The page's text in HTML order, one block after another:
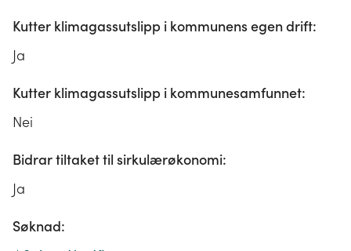
Kutter klimagassutslipp i kommunens egen drift:
Ja
Kutter klimagassutslipp i kommunesamfunnet:
Nei
Bidrar tiltaket til sirkulærøkonomi:
Ja
Søknad: